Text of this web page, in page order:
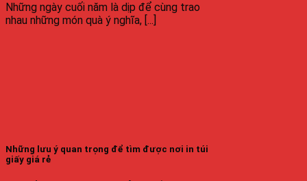
Những ngày cuối năm là dịp để cùng trao
nhau những món quà ý nghĩa, [...]
Những lưu ý quan trọng để tìm được nơi in túi
giấy giá rẻ